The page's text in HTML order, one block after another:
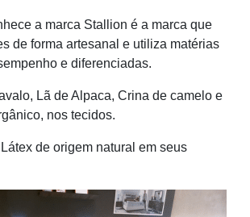
a marca Stallion é a marca que
de forma artesanal e utiliza matérias
e diferenciadas.
Lã de Alpaca, Crina de camelo e
nos tecidos.
de origem natural em seus